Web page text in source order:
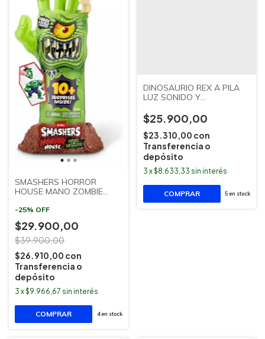
SMASHERS HORROR
HOUSE MANO ZOMBIE
-25% OFF
$29.900,00
$39.900,00
$26.910,00 con
Transferencia o
depósito
3 x$9.966,67 sin interés
4en stock
DINOSAURIO REX A PILA
LUZ SONIDO Y
$25.900,00
$23.310,00 con
Transferencia o
depósito
3 x$8.633,33 sin interés
5en stock